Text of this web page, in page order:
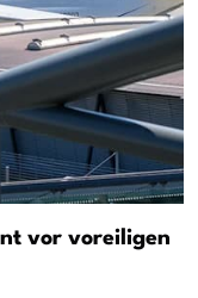
vor voreiligen